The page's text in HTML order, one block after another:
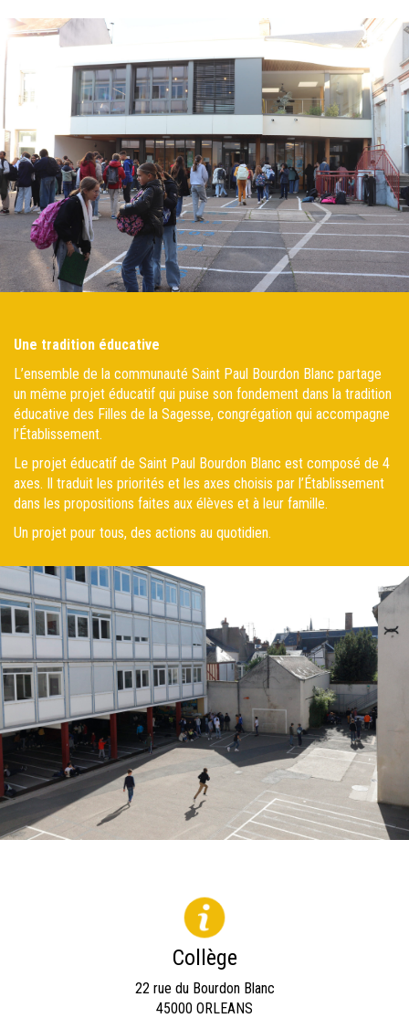
Une tradition éducative
L’ensemble de la communauté Saint Paul Bourdon Blanc partage
un même projet éducatif qui puise son fondement dans la tradition
éducative des Filles de la Sagesse, congrégation qui accompagne
l’Établissement.
Le projet éducatif de Saint Paul Bourdon Blanc est composé de 4
axes. Il traduit les priorités et les axes choisis par l’Établissement
dans les propositions faites aux élèves et à leur famille.
Un projet pour tous, des actions au quotidien.
Collège
22 rue du Bourdon Blanc
45000 ORLEANS